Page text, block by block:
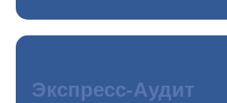
Экспресс-Аудит